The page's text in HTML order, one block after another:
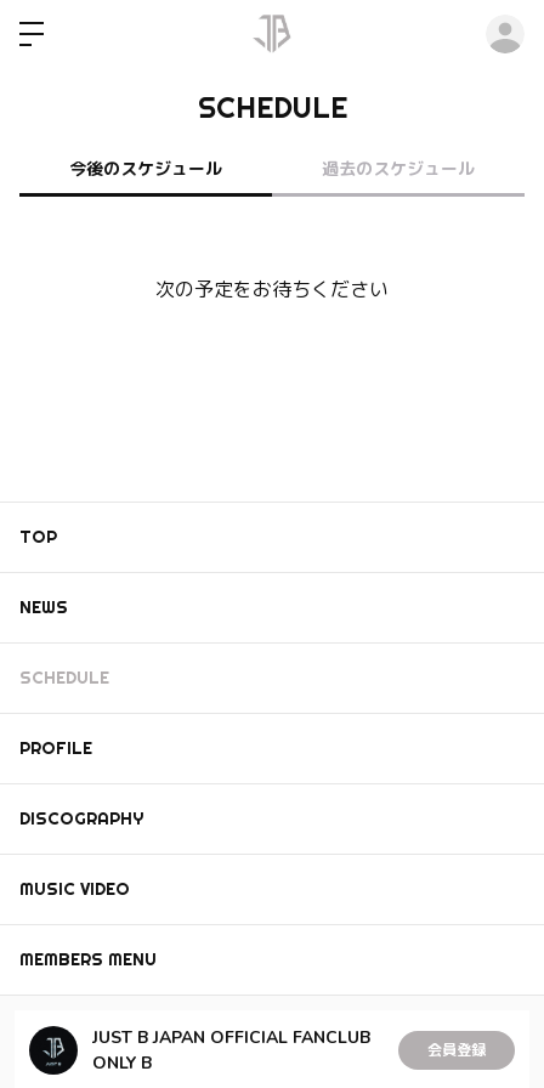
SCHEDULE
今後のスケジュール 過去のスケジュール
次の予定をお待ちください
TOP
NEWS
SCHEDULE
PROFILE
DISCOGRAPHY
MUSIC VIDEO
MEMBERS MENU
JUST B JAPAN OFFICIAL FANCLUB
ONLY B
会員登録